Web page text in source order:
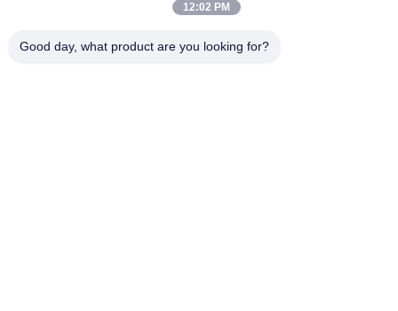
12:02 PM
Good day, what product are you looking for?